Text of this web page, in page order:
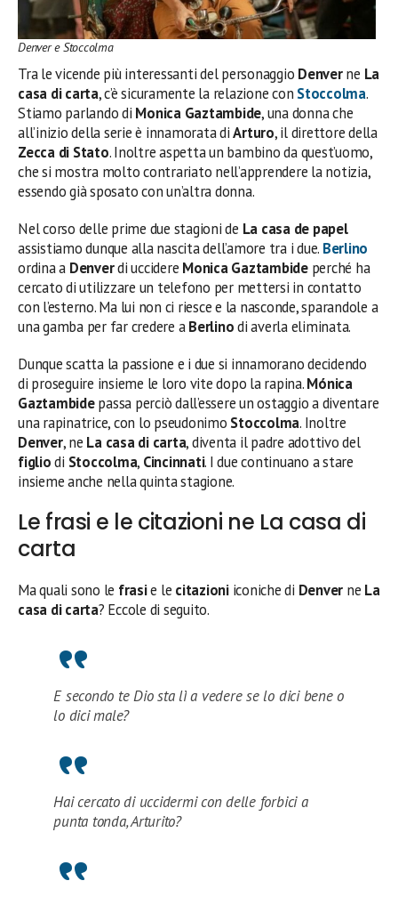
Denver e Stoccolma
Tra le vicende più interessanti del personaggio Denverne La
casa di carta, c’è sicuramente la relazione con Stoccolma.
Stiamo parlando di Monica Gaztambide, una donna che
all’inizio della serie è innamorata diArturo, il direttore della
Zecca di Stato. Inoltre aspetta un bambino da quest’uomo,
che si mostra molto contrariato nell’apprendere la notizia,
essendo già sposato con un’altra donna.
Nel corso delle prime due stagioni de La casa de papel
assistiamo dunque alla nascita dell’amore tra i due. Berlino
ordina a Denverdi uccidere Monica Gaztambideperché ha
cercato di utilizzare un telefono per mettersi in contatto
con l’esterno. Ma lui non ci riesce e la nasconde, sparandole a
una gamba per far credere aBerlinodi averla eliminata.
Dunque scatta la passione e i due si innamorano decidendo
di proseguire insieme le loro vite dopo la rapina.Mónica
Gaztambidepassa perciò dall’essere un ostaggio a diventare
una rapinatrice, con lo pseudonimo Stoccolma. Inoltre
Denver, ne La casa di carta, diventa il padre adottivo del
figliodi Stoccolma, Cincinnati. I due continuano a stare
insieme anche nella quinta stagione.
Le frasi e le citazioni ne La casa di
carta
Ma quali sono le frasie le citazioniiconiche di Denver ne La
casa di carta? Eccole di seguito.
E secondo te Dio sta lì a vedere se lo dici bene o
lo dici male?
Hai cercato di uccidermi con delle forbici a
punta tonda, Arturito?